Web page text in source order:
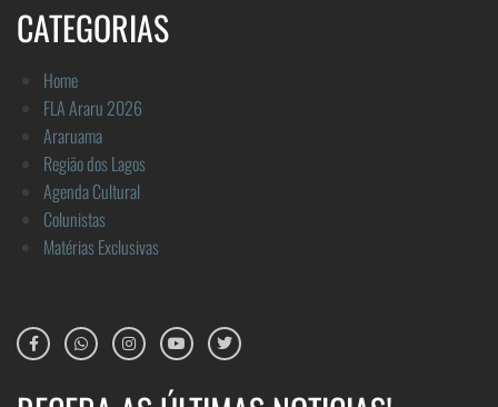
CATEGORIAS
Home
FLA Araru 2026
Araruama
Região dos Lagos
Agenda Cultural
Colunistas
Matérias Exclusivas